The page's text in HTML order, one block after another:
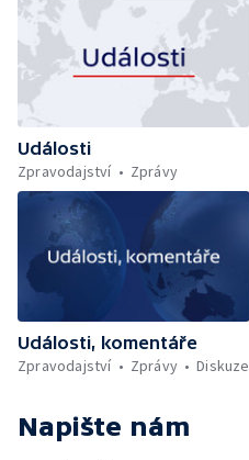
Události
Zpravodajství
Zprávy
Události, komentáře
Zpravodajství
Zprávy Diskuze
Napište nám